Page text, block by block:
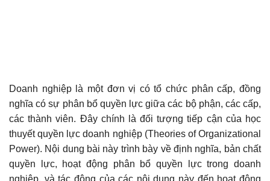
Doanh nghiệp là một đơn vị có tổ chức phân cấp, đồng
nghĩa có sự phân bổ quyền lực giữa các bộ phận, các cấp,
các thành viên. Đây chính là đối tượng tiếp cận của học
thuyết quyền lực doanh nghiệp (Theories of Organizational
Power). Nội dung bài này trình bày về định nghĩa, bản chất
quyền lực, hoạt động phân bổ quyền lực trong doanh
nghiệp, và tác động của các nội dung này đến hoạt động